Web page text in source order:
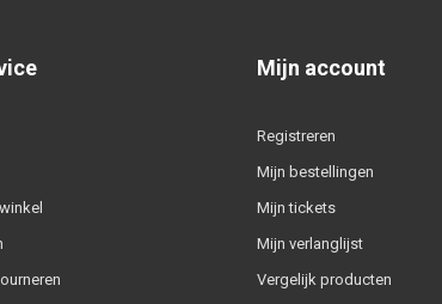
Mijn account
Registreren
Mijn bestellingen
Mijn tickets
Mijn verlanglijst
Vergelijk producten